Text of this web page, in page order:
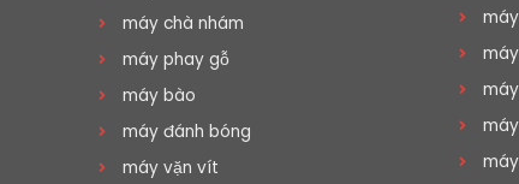
máy chà nhám
máy phay gỗ
máy bào
máy đánh bóng
máy vặn vít